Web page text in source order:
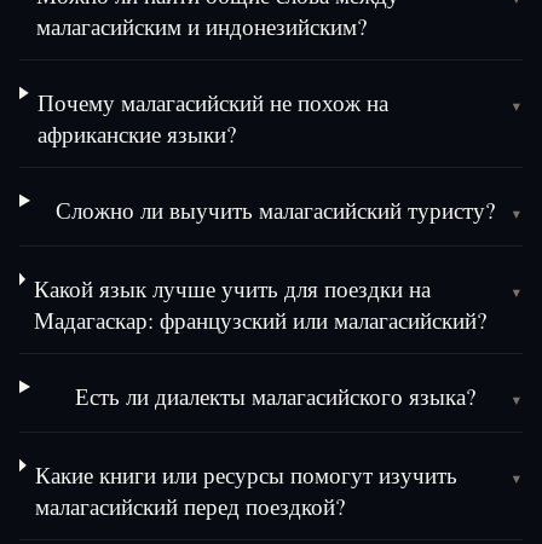
малагасийским и индонезийским?
Почему малагасийский не похож на
африканские языки?
▾
Сложно ли выучить малагасийский туристу? ▾
Какой язык лучше учить для поездки на
Мадагаскар: французский или малагасийский?
▾
Есть ли диалекты малагасийского языка? ▾
Какие книги или ресурсы помогут изучить
малагасийский перед поездкой?
▾